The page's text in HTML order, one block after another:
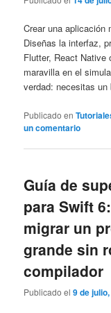
Crear una aplicación
Diseñas la interfaz,
Flutter, React
maravilla en el
verdad: necesitas
Publicado en
un comentario
Guía de
para Swift
migrar un
grande sin
compilador
Publicado el9 de